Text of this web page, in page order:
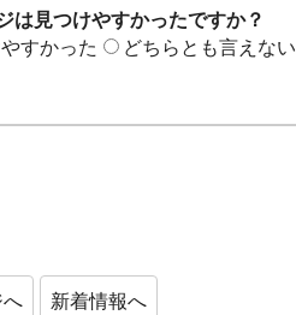
は見つけやすかったですか？
すかった
どちらとも言えない
新着情報へ